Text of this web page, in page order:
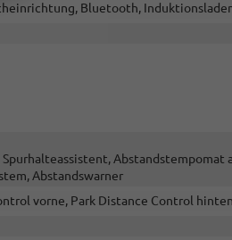
Bluetooth,
Abstandstempomat
Abstandswarner
vorne, Park Distance Control